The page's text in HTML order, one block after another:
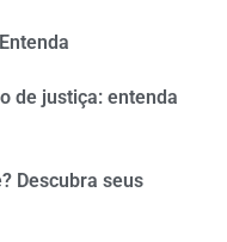
de justiça: entenda
Descubra seus